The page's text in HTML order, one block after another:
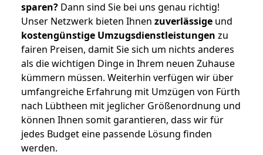
sparen? Dann sind Sie bei uns genau richtig!
Unser Netzwerk bieten Ihnen zuverlässige und
kostengünstige Umzugsdienstleistungen zu
fairen Preisen, damit Sie sich um nichts anderes
als die wichtigen Dinge in Ihrem neuen Zuhause
kümmern müssen. Weiterhin verfügen wir über
umfangreiche Erfahrung mit Umzügen von Fürth
nach Lübtheen mit jeglicher Größenordnung und
können Ihnen somit garantieren, dass wir für
jedes Budget eine passende Lösung finden
werden.